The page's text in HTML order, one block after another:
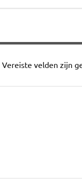
Vereiste velden zijn